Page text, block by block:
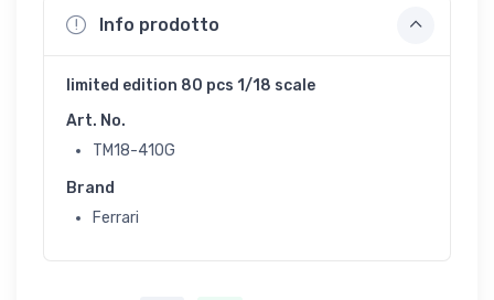
Info prodotto
limited edition 80 pcs 1/18 scale
Art. No.
TM18-410G
Brand
Ferrari